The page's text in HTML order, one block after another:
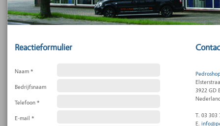
Reactieformulier
Naam *
Bedrijfsnaam
Telefoon *
E-mail *
3922 GD
T. 03 303
E.